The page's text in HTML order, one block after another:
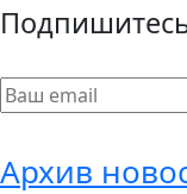
Архив